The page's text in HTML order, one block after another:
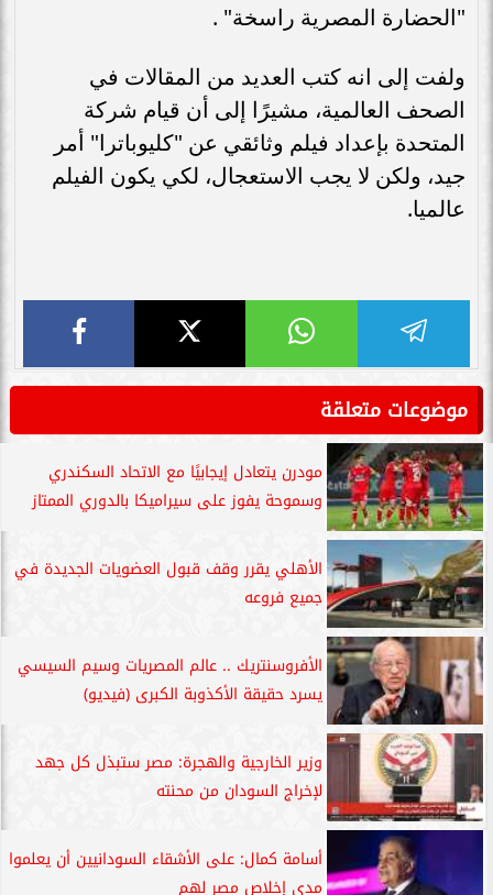
"الحضارة المصرية راسخة" .
ولفت إلى انه كتب العديد من المقالات في
الصحف العالمية، مشيرًا إلى أن قيام شركة
المتحدة بإعداد فيلم وثائقي عن "كليوباترا" أمر
جيد، ولكن لا يجب الاستعجال، لكي يكون الفيلم
عالميا.
موضوعات متعلقة
مودرن يتعادل إيجابيًا مع الاتحاد السكندري
وسموحة يفوز على سيراميكا بالدوري الممتاز
الأهلي يقرر وقف قبول العضويات الجديدة في
جميع فروعه
الأفروسنتريك .. عالم المصريات وسيم السيسي
يسرد حقيقة الأكذوبة الكبرى (فيديو)
وزير الخارجية والهجرة: مصر ستبذل كل جهد
لإخراج السودان من محنته
أسامة كمال: على الأشقاء السودانيين أن يعلموا
مدى إخلاص مصر لهم